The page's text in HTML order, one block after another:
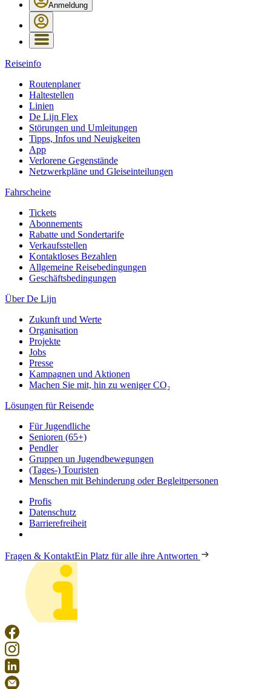
Anmeldung
Reiseinfo
Routenplaner
Haltestellen
Linien
De Lijn Flex
Störungen und Umleitungen
Tipps, Infos und Neuigkeiten
App
Verlorene Gegenstände
Netzwerkpläne und Gleiseinteilungen
Fahrscheine
Tickets
Abonnements
Rabatte und Sondertarife
Verkaufsstellen
Kontaktloses Bezahlen
Allgemeine Reisebedingungen
Geschäftsbedingungen
Über De Lijn
Zukunft und Werte
Organisation
Projekte
Jobs
Presse
Kampagnen und Aktionen
Machen Sie mit, hin zu weniger CO₂
Lösungen für Reisende
Für Jugendliche
Senioren (65+)
Pendler
Gruppen un Jugendbewegungen
(Tages-) Touristen
Menschen mit Behinderung oder Begleitpersonen
Profis
Datenschutz
Barrierefreiheit
Fragen & KontaktEin Platz für alle ihre Antworten